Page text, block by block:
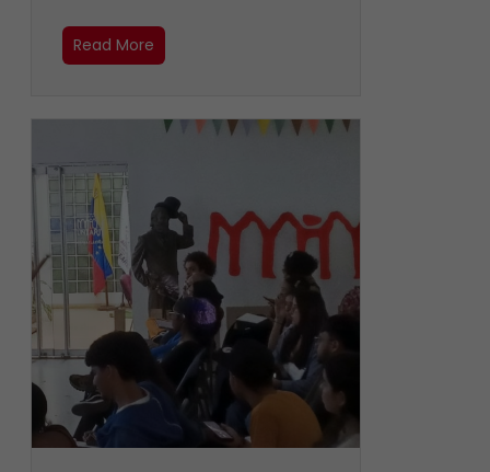
Read More